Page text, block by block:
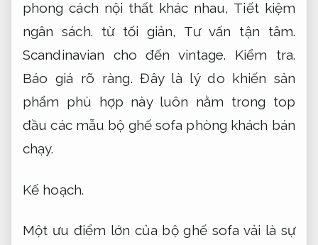
phong cách nội thất khác nhau, Tiết kiệm
ngân sách. từ tối giản, Tư vấn tận tâm.
Scandinavian cho đến vintage. Kiểm tra.
Báo giá rõ ràng. Đây là lý do khiến sản
phẩm phù hợp này luôn nằm trong top
đầu các mẫu bộ ghế sofa phòng khách bán
chạy.
Kế hoạch.
Một ưu điểm lớn của bộ ghế sofa vải là sự